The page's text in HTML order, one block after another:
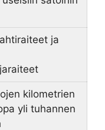
ja
kilometrien
yli tuhannen